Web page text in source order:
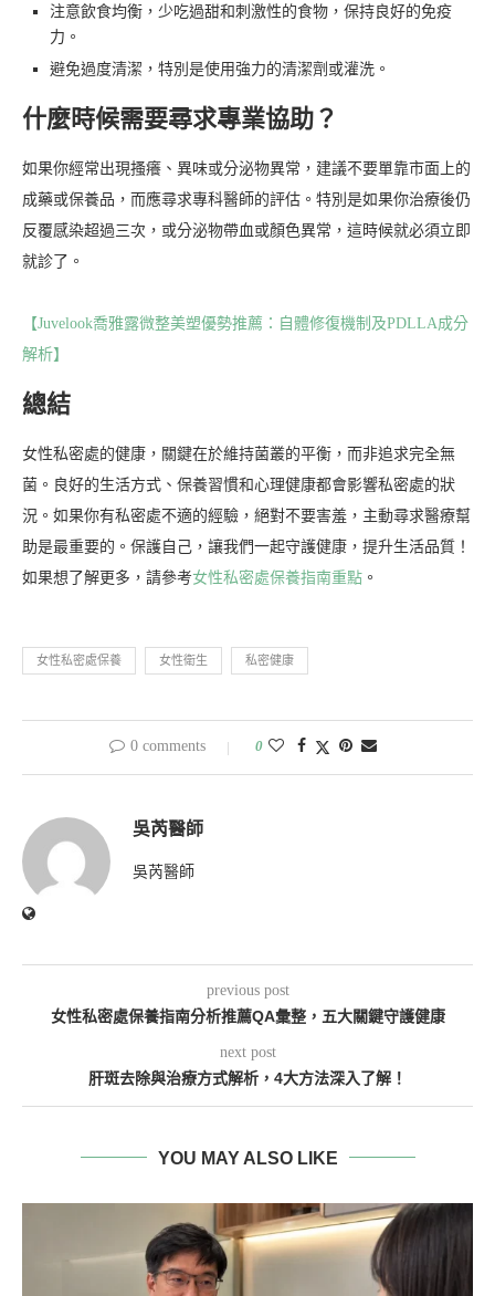
注意飲食均衡，少吃過甜和刺激性的食物，保持良好的免疫
力。
避免過度清潔，特別是使用強力的清潔劑或灌洗。
什麼時候需要尋求專業協助？
如果你經常出現搔癢、異味或分泌物異常，建議不要單靠市面上的
成藥或保養品，而應尋求專科醫師的評估。特別是如果你治療後仍
反覆感染超過三次，或分泌物帶血或顏色異常，這時候就必須立即
就診了。
【Juvelook喬雅露微整美塑優勢推薦：自體修復機制及PDLLA成分
解析】
總結
女性私密處的健康，關鍵在於維持菌叢的平衡，而非追求完全無
菌。良好的生活方式、保養習慣和心理健康都會影響私密處的狀
況。如果你有私密處不適的經驗，絕對不要害羞，主動尋求醫療幫
助是最重要的。保護自己，讓我們一起守護健康，提升生活品質！
如果想了解更多，請參考女性私密處保養指南重點 。
女性私密處保養 女性衛生 私密健康
0 comments 0
吳芮醫師
吳芮醫師
previous post
女性私密處保養指南分析推薦QA彙整，五大關鍵守護健康
next post
肝斑去除與治療方式解析，4大方法深入了解！
YOU MAY ALSO LIKE